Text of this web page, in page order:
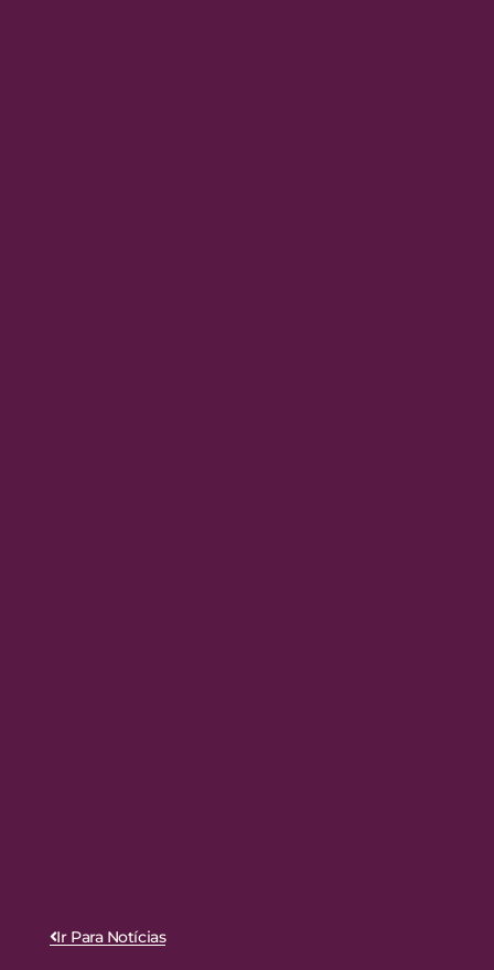
Ir Para Notícias